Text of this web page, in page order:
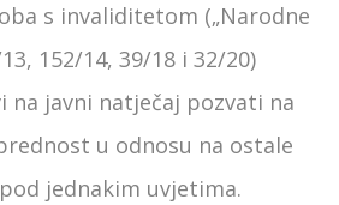
s invaliditetom („Narodne
152/14, 39/18 i 32/20)
na javni natječaj pozvati na
u odnosu na ostale
jednakim uvjetima.